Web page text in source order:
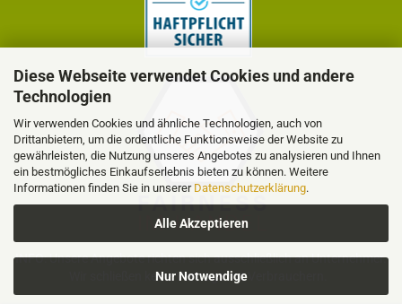
Diese Webseite verwendet Cookies und andere
Technologien
Wir verwenden Cookies und ähnliche Technologien, auch von
Drittanbietern, um die ordentliche Funktionsweise der Website zu
gewährleisten, die Nutzung unseres Angebotes zu analysieren und Ihnen
ein bestmögliches Einkaufserlebnis bieten zu können. Weitere
Informationen finden Sie in unserer Datenschutzerklärung.
Alle Akzeptieren
Nur Notwendige
INFO: Unsere Angebote richten sich ausschließlich an Unternehmer.
Wir schließen keine Verträge mit Verbrauchern.